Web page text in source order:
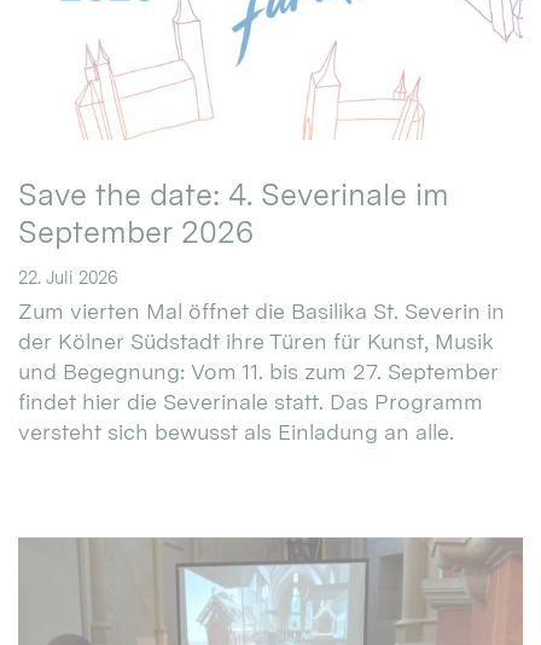
Save the date: 4. Severinale im
September 2026
22. Juli 2026
Zum vierten Mal öffnet die Basilika St. Severin in
der Kölner Südstadt ihre Türen für Kunst, Musik
und Begegnung: Vom 11. bis zum 27. September
findet hier die Severinale statt. Das Programm
versteht sich bewusst als Einladung an alle.